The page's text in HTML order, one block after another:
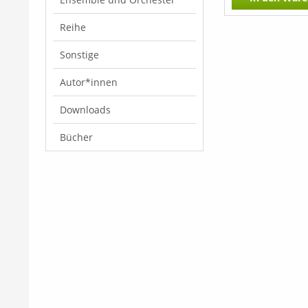
Reihe
Sonstige
Autor*innen
Downloads
Bücher